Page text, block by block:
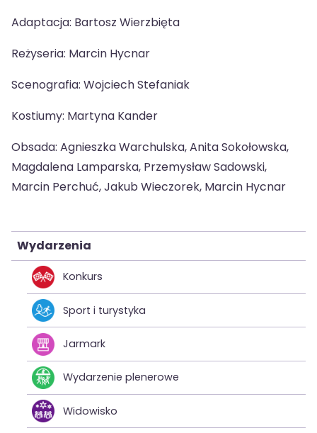
Adaptacja: Bartosz Wierzbięta
Reżyseria: Marcin Hycnar
Scenografia: Wojciech Stefaniak
Kostiumy: Martyna Kander
Obsada: Agnieszka Warchulska, Anita Sokołowska,
Magdalena Lamparska, Przemysław Sadowski,
Marcin Perchuć, Jakub Wieczorek, Marcin Hycnar
Wydarzenia
Konkurs
Sport i turystyka
Jarmark
Wydarzenie plenerowe
Widowisko